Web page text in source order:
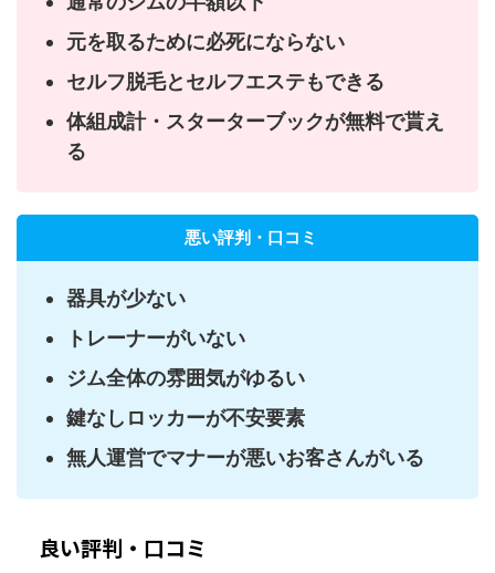
元を取るために必死にならない
セルフ脱毛とセルフエステもできる
体組成計・スターターブックが無料で貰え
る
悪い評判・口コミ
器具が少ない
トレーナーがいない
ジム全体の雰囲気がゆるい
鍵なしロッカーが不安要素
無人運営でマナーが悪いお客さんがいる
良い評判・口コミ